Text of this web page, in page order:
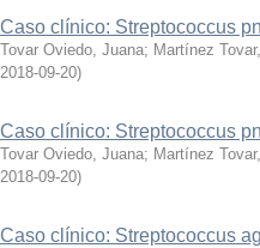
Caso clínico: Streptococcus
Tovar Oviedo, Juana; Martínez
2018-09-20)
Caso clínico: Streptococcus
Tovar Oviedo, Juana; Martínez
2018-09-20)
Caso clínico: Streptococcus